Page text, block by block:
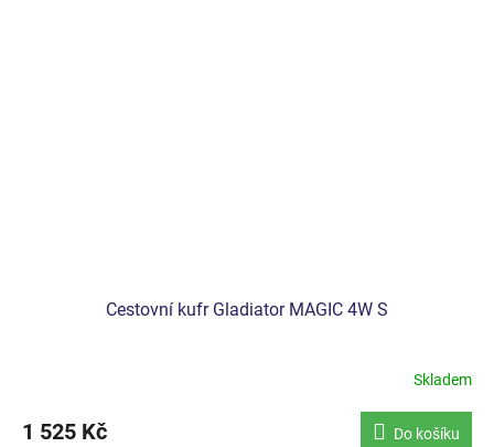
Cestovní kufr Gladiator MAGIC 4W S
Skladem
1 525 Kč Do košíku